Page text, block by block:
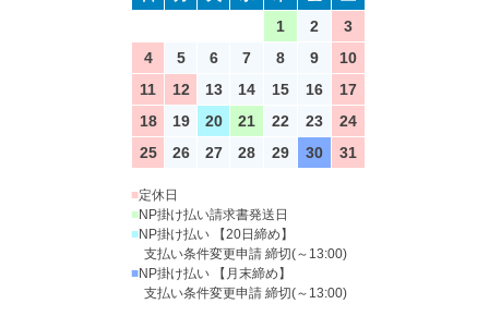
1
2
3
4
5 6 7 8 9
10
11
12 13 14 15 16
17
18
19 20 21 22 23
24
25
26 27 28 29 30 31
■定休日
■NP掛け払い請求書発送日
■NP掛け払い 【20日締め】
支払い条件変更申請 締切(～13:00)
■NP掛け払い 【月末締め】
支払い条件変更申請 締切(～13:00)